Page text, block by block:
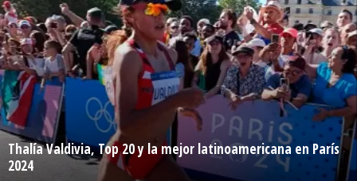
Thalía Valdivia, Top 20 y la mejor latinoamericana en París
2024